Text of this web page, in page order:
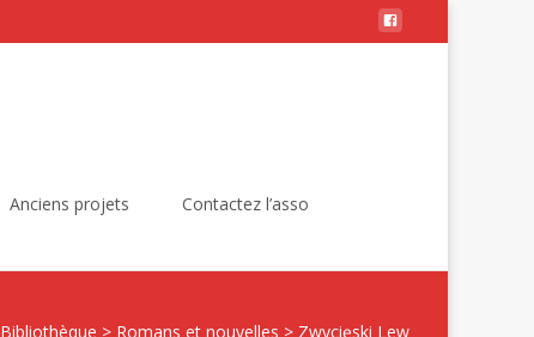
Anciens projets Contactez l’asso
Bibliothèque > Romans et nouvelles > Zwycięski Lew